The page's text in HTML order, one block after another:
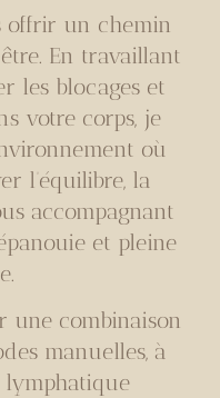
offrir un chemin
En travaillant
les blocages et
votre corps, je
où
l’équilibre, la
accompagnant
et pleine
une combinaison
manuelles, à
lymphatique